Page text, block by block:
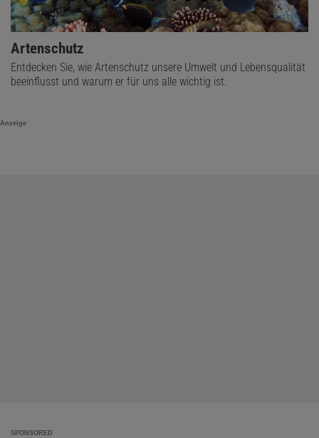
Artenschutz
Entdecken Sie, wie Artenschutz unsere Umwelt und Lebensqualität
beeinflusst und warum er für uns alle wichtig ist.
Anzeige
SPONSORED